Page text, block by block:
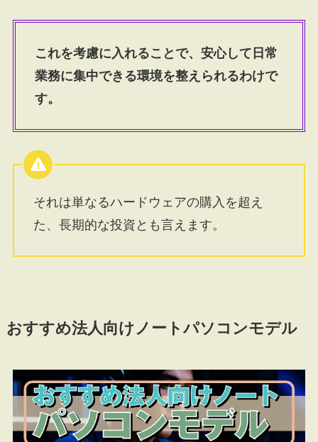
これを考慮に入れることで、安心して日常
業務に集中できる環境を整えられるわけで
す。
それは単なるハードウェアの購入を超え
た、長期的な投資とも言えます。
おすすめ法人向けノートパソコンモデル